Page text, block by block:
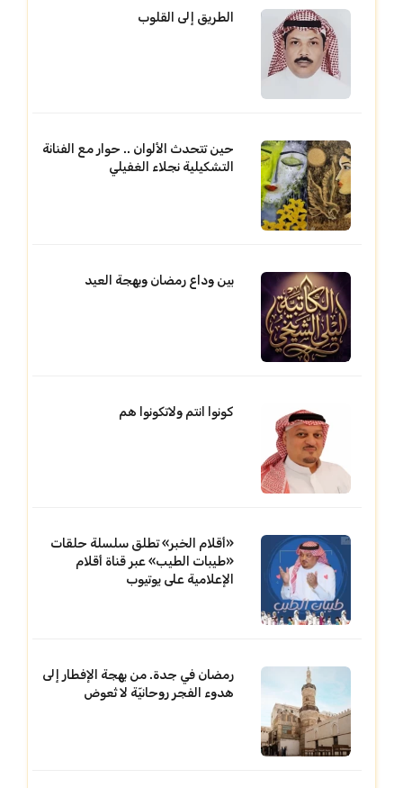
الطريق إلى القلوب
حين تتحدث الألوان .. حوار مع الفنانة
التشكيلية نجلاء الغفيلي
بين وداع رمضان وبهجة العيد
كونوا انتم ولاتكونوا هم
«أقلام الخبر» تطلق سلسلة حلقات
«طيبات الطيب» عبر قناة أقلام
الإعلامية على يوتيوب
رمضان في جدة. من بهجة الإفطار إلى
هدوء الفجر روحانيّة لا تُعوض